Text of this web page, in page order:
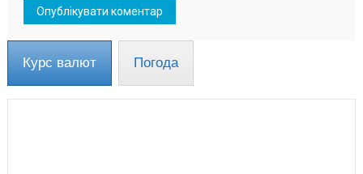
Курс валют Погода